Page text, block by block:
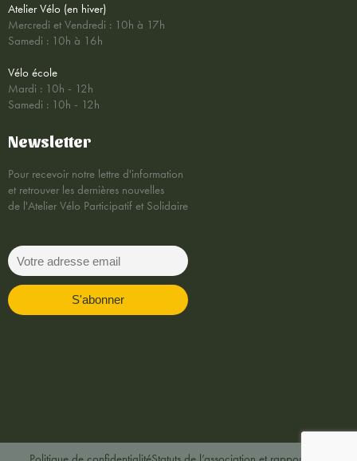
Atelier Vélo (en hiver)
Mercredi et Vendredi : 10h à 17h
Samedi : 10h à 16h
Vélo école
Mardi : 10h - 12h
Samedi : 10h - 12h
Newsletter
Pour recevoir notre lettre d'information
et retrouver les dernières nouvelles
de l'Atelier Vélo Participatif et Solidaire